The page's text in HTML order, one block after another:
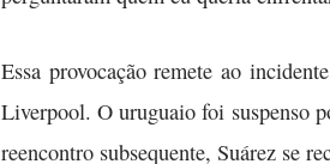
Essa provocação remete ao
Liverpool. O uruguaio foi suspenso
reencontro subsequente, Suárez se